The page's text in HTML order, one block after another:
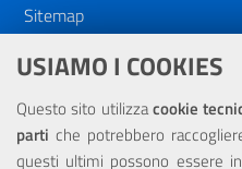
USIAMO I COOKIES
Questo sito utilizzacookie
parti che potrebbero
questi ultimi possono essere
Sitemap
Dichiarazione di accessibilità
NOTE LEGALI
Privacy